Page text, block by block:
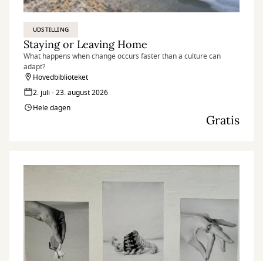
UDSTILLING
Staying or Leaving Home
What happens when change occurs faster than a culture can
adapt?
Hovedbiblioteket
2. juli - 23. august 2026
Hele dagen
Gratis